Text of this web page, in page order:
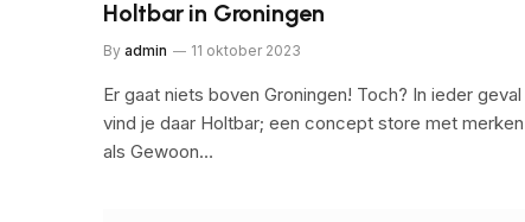
Holtbar in Groningen
By admin 11 oktober 2023
Er gaat niets boven Groningen! Toch? In ieder geval
vind je daar Holtbar; een concept store met merken
als Gewoon…